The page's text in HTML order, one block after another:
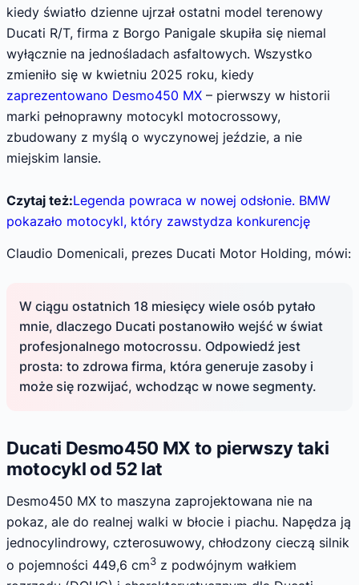
kiedy światło dzienne ujrzał ostatni model terenowy
Ducati R/T, firma z Borgo Panigale skupiła się niemal
wyłącznie na jednośladach asfaltowych. Wszystko
zmieniło się w kwietniu 2025 roku, kiedy
zaprezentowano Desmo450 MX – pierwszy w historii
marki pełnoprawny motocykl motocrossowy,
zbudowany z myślą o wyczynowej jeździe, a nie
miejskim lansie.
Czytaj też:Legenda powraca w nowej odsłonie. BMW
pokazało motocykl, który zawstydza konkurencję
Claudio Domenicali, prezes Ducati Motor Holding, mówi:
W ciągu ostatnich 18 miesięcy wiele osób pytało
mnie, dlaczego Ducati postanowiło wejść w świat
profesjonalnego motocrossu. Odpowiedź jest
prosta: to zdrowa firma, która generuje zasoby i
może się rozwijać, wchodząc w nowe segmenty.
Ducati Desmo450 MX to pierwszy taki
motocykl od 52 lat
Desmo450 MX to maszyna zaprojektowana nie na
pokaz, ale do realnej walki w błocie i piachu. Napędza ją
jednocylindrowy, czterosuwowy, chłodzony cieczą silnik
o pojemności 449,6 cm3 z podwójnym wałkiem